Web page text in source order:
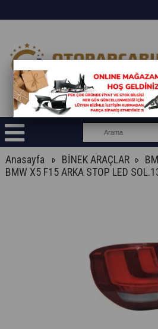
Anasayfa BİNEK ARAÇLAR
BMW X5 F15 ARKA STOP LED